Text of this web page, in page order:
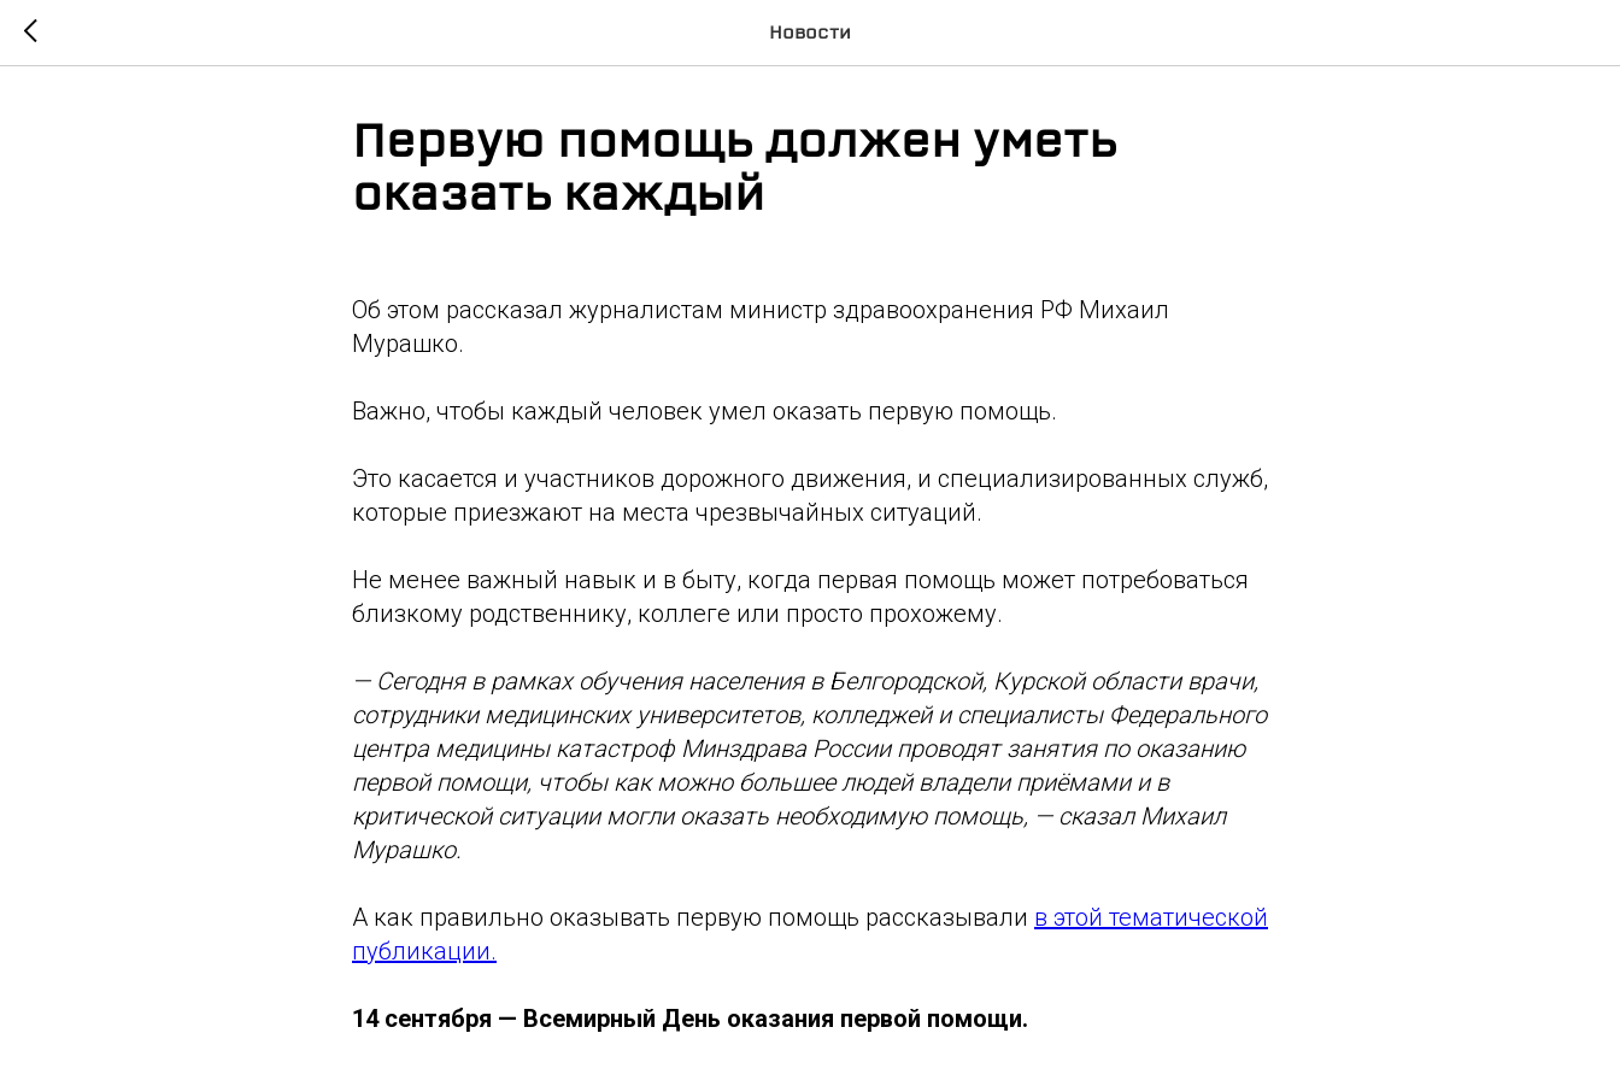
Новости
Первую помощь должен уметь
оказать каждый
Об этом рассказал журналистам министр здравоохранения РФ Михаил
Мурашко.
Важно, чтобы каждый человек умел оказать первую помощь.
Это касается и участников дорожного движения, и специализированных служб,
которые приезжают на места чрезвычайных ситуаций.
Не менее важный навык и в быту, когда первая помощь может потребоваться
близкому родственнику, коллеге или просто прохожему.
— Сегодня в рамках обучения населения в Белгородской, Курской области врачи,
сотрудники медицинских университетов, колледжей и специалисты Федерального
центра медицины катастроф Минздрава России проводят занятия по оказанию
первой помощи, чтобы как можно большее людей владели приёмами и в
критической ситуации могли оказать необходимую помощь, — сказал Михаил
Мурашко.
А как правильно оказывать первую помощь рассказывали в этой тематической
публикации.
14 сентября — Всемирный День оказания первой помощи.